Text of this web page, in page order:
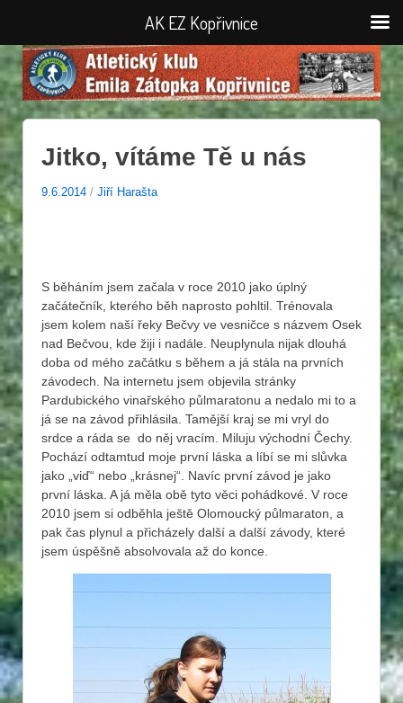
Jitko, vítáme Tě u nás
9.6.2014 / Jiří Harašta
S běháním jsem začala v roce 2010 jako úplný
začátečník, kterého běh naprosto pohltil. Trénovala
jsem kolem naší řeky Bečvy ve vesničce s názvem Osek
nad Bečvou, kde žiji i nadále. Neuplynula nijak dlouhá
doba od mého začátku s během a já stála na prvních
závodech. Na internetu jsem objevila stránky
Pardubického vinařského půlmaratonu a nedalo mi to a
já se na závod přihlásila. Tamější kraj se mi vryl do
srdce a ráda se do něj vracím. Miluju východní Čechy.
Pochází odtamtud moje první láska a líbí se mi slůvka
jako „viď“ nebo „krásnej“. Navíc první závod je jako
první láska. A já měla obě tyto věci pohádkové. V roce
2010 jsem si odběhla ještě Olomoucký půlmaraton, a
pak čas plynul a přicházely další a další závody, které
jsem úspěšně absolvovala až do konce.
AK EZ Kopřivnice